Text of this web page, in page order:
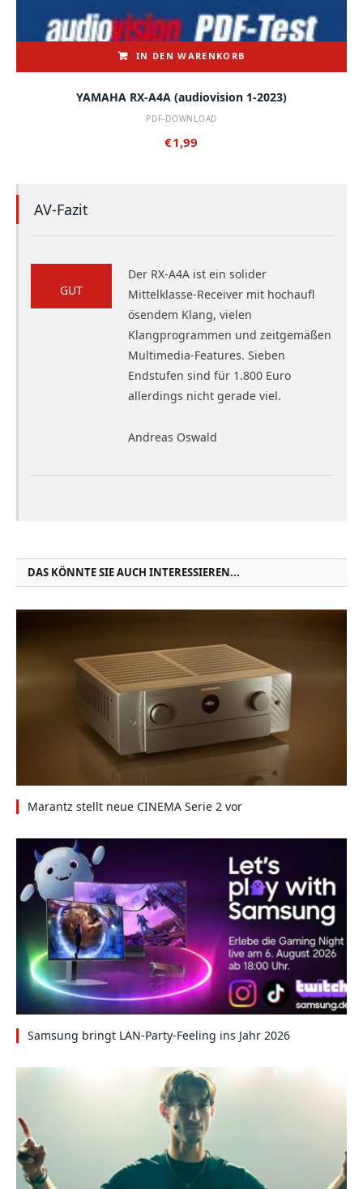
IN DEN WARENKORB
YAMAHA RX-A4A (audiovision 1-2023)
PDF-DOWNLOAD
€1,99
AV-Fazit
GUT
Der RX-A4A ist ein solider
Mittelklasse-Receiver mit hochaufl
ösendem Klang, vielen
Klangprogrammen und zeitgemäßen
Multimedia-Features. Sieben
Endstufen sind für 1.800 Euro
allerdings nicht gerade viel.
Andreas Oswald
DAS KÖNNTE SIE AUCH INTERESSIEREN...
Marantz stellt neue CINEMA Serie 2 vor
Samsung bringt LAN-Party-Feeling ins Jahr 2026